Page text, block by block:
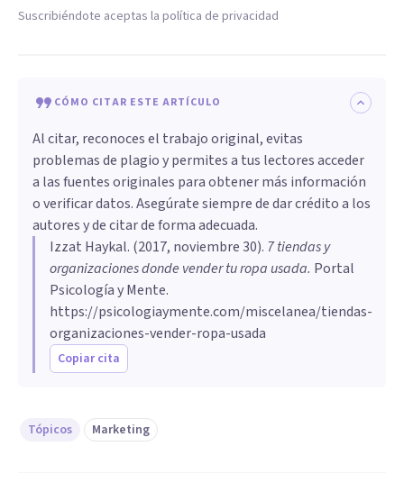
Suscribiéndote aceptas la política de privacidad
CÓMO CITAR ESTE ARTÍCULO
Al citar, reconoces el trabajo original, evitas
problemas de plagio y permites a tus lectores acceder
a las fuentes originales para obtener más información
o verificar datos. Asegúrate siempre de dar crédito a los
autores y de citar de forma adecuada.
Izzat Haykal. (2017, noviembre 30). 7 tiendas y
organizaciones donde vender tu ropa usada. Portal
Psicología y Mente.
https://psicologiaymente.com/miscelanea/tiendas-
organizaciones-vender-ropa-usada
Copiar cita
Tópicos Marketing